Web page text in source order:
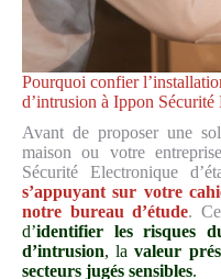
Pourquoi confier
d’intrusion à Ippon Sécurité
Avant de proposer une
maison ou votre
Sécurité Electronique
s’appuyant sur votre
notre bureau d’étude.
d’identifier les risques
d’intrusion, lavaleur
secteurs jugés sensibles.